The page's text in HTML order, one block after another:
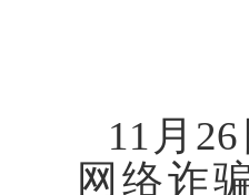
11月
网络诈